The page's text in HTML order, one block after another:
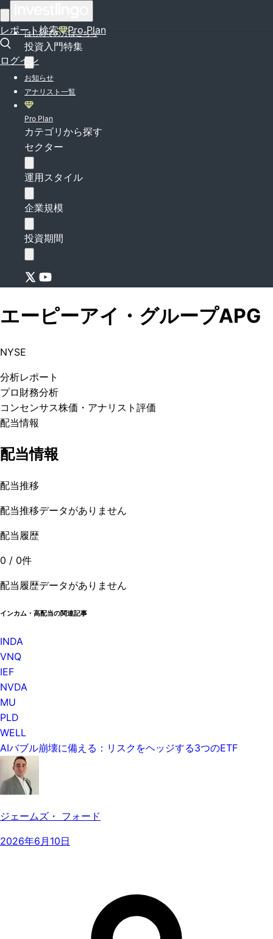
レポート検索 Pro Plan
ログイン
はじめての方はこちら
投資入門特集
お知らせ
アナリスト一覧
Pro Plan
カテゴリから探す
セクター
運用スタイル
企業規模
投資期間
エーピーアイ・グループAPG
NYSE
分析レポート
プロ 財務分析
コンセンサス株価 ・アナリスト評価
配当情報
配当情報
配当推移
配当推移データがありません
配当履歴
0 / 0件
配当履歴データがありません
インカム・高配当の関連記事
INDA
VNQ
IEF
NVDA
MU
PLD
WELL
AIバブル崩壊に備える：リスクをヘッジする3つのETF
ジェームズ・ フォード
2026年6月10日